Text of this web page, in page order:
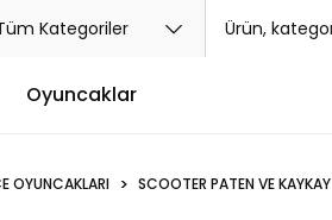
Oyuncaklar
OYUNCAKLARI SCOOTER PATEN VE KAYKAY